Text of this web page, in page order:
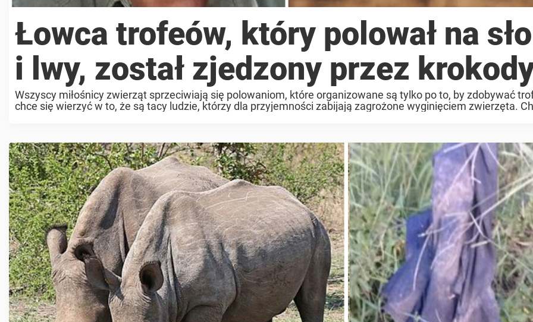
Łowca trofeów, który polował na
i lwy, został zjedzony przez
Wszyscy miłośnicy zwierząt sprzeciwiają się polowaniom, które organizowane są tylko po to, by zdobywać
chce się wierzyć w to, że są tacy ludzie, którzy dla przyjemności zabijają zagrożone wyginięciem zwierzęta.